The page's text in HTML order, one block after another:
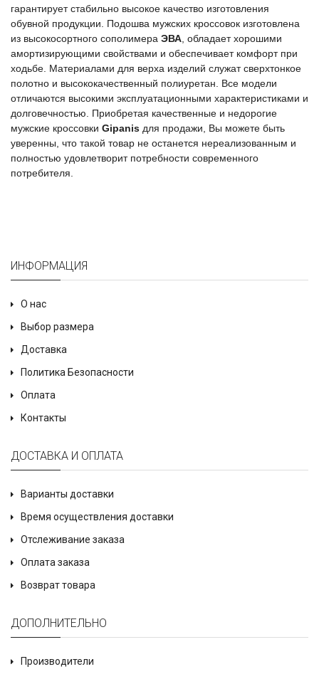
гарантирует стабильно высокое качество изготовления
обувной продукции. Подошва мужских кроссовок изготовлена
из высокосортного сополимера ЭВА , обладает хорошими
амортизирующими свойствами и обеспечивает комфорт при
ходьбе. Материалами для верха изделий служат сверхтонкое
полотно и высококачественный полиуретан. Все модели
отличаются высокими эксплуатационными характеристиками и
долговечностью. Приобретая качественные и недорогие
мужские кроссовки Gipanis для продажи, Вы можете быть
уверенны, что такой товар не останется нереализованным и
полностью удовлетворит потребности современного
потребителя.
ИНФОРМАЦИЯ
О нас
Выбор размера
Доставка
Политика Безопасности
Оплата
Контакты
ДОСТАВКА И ОПЛАТА
Варианты доставки
Время осуществления доставки
Отслеживание заказа
Оплата заказа
Возврат товара
ДОПОЛНИТЕЛЬНО
Производители